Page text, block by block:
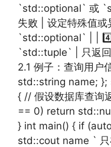
`std::optional` 或
失败 | 设定特殊值
`std::optional` | |
`std::tuple` | 只返
2.1 例子：查询用
std::string name;
{ // 假设数据库查询
== 0) return
} int main() { if
std::cout name `